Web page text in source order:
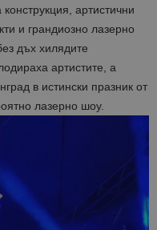
артистични
и грандиозно лазерно
дъх хилядите
артистите, а
в истински празник от
лазерно шоу.